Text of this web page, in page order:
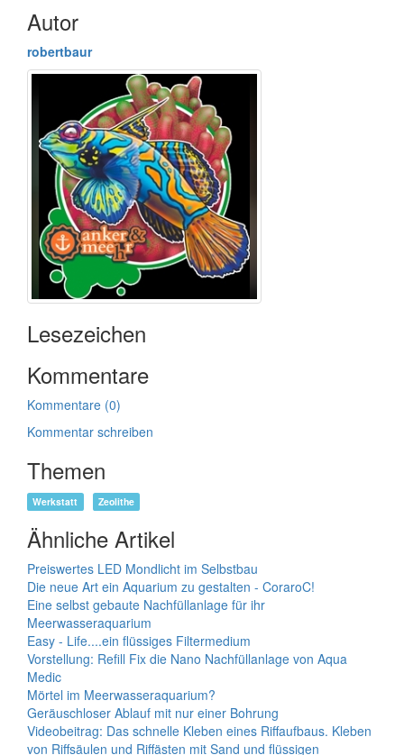
Autor
robertbaur
Lesezeichen
Kommentare
Kommentare (0)
Kommentar schreiben
Themen
Werkstatt Zeolithe
Ähnliche Artikel
Preiswertes LED Mondlicht im Selbstbau
Die neue Art ein Aquarium zu gestalten - CoraroC!
Eine selbst gebaute Nachfüllanlage für ihr
Meerwasseraquarium
Easy - Life....ein flüssiges Filtermedium
Vorstellung: Refill Fix die Nano Nachfüllanlage von Aqua
Medic
Mörtel im Meerwasseraquarium?
Geräuschloser Ablauf mit nur einer Bohrung
Videobeitrag: Das schnelle Kleben eines Riffaufbaus. Kleben
von Riffsäulen und Riffästen mit Sand und flüssigen